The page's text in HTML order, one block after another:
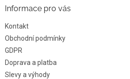
Informace pro vás
Kontakt
Obchodní podmínky
GDPR
Doprava a platba
Slevy a výhody